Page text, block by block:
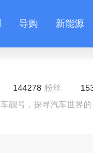
导购 新能源
144278 粉丝
靓号，探寻汽车世界